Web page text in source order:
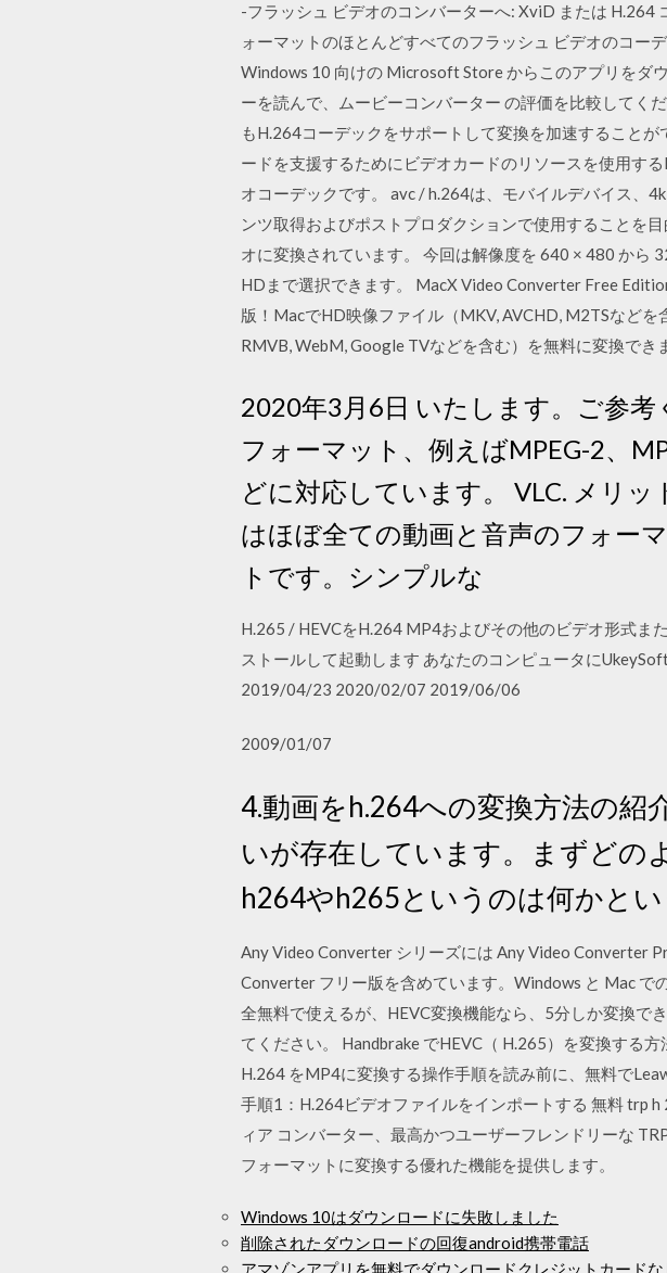
-フラッシュ ビデオのコンバーターへ: XviD または H.264
ォーマットのほとんどすべてのフラッシュ ビデオのコー
Windows 10 向けの Microsoft Store からこのアプリをダ
ーを読んで、ムービーコンバーター の評価を比較してく
もH.264コーデックをサポートして変換を加速すること
ードを支援するためにビデオカードのリソースを使用す
オコーデックです。 avc / h.264は、モバイルデバイス、
ンツ取得およびポストプロダクションで使用することを
オに変換されています。 今回は解像度を 640 × 480 から
HDまで選択できます。 MacX Video Converter Free
版！MacでHD映像ファイル（MKV, AVCHD, M2TSなどを
RMVB, WebM, Google TVなどを含む）を無料に変換でき
2020年3月6日 いたします。ご参
フォーマット、例えばMPEG-2、
どに対応しています。 VLC. メリ
はほぼ全ての動画と音声のフォー
トです。シンプルな
H.265 / HEVCをH.264 MP4およびその他のビデオ形式ま
ストールして起動します あなたのコンピュータに
2019/04/23 2020/02/07 2019/06/06
2009/01/07
4.動画をh.264への変換方法の紹
いが存在しています。まずどの
h264やh265というのは何かと
Any Video Converter シリーズには Any Video Converter
Converter フリー版を含めています。Windows と Mac
全無料で使えるが、HEVC変換機能なら、5分しか変換で
てください。 Handbrake でHEVC（ H.265）を変換する
H.264 をMP4に変換する操作手順を読み前に、無料で
手順1：H.264ビデオファイルをインポートする 無料 trp
ィア コンバーター、最高かつユーザーフレンドリーな
フォーマットに変換する優れた機能を提供します。
Windows 10はダウンロードに失敗しました
削除されたダウンロードの回復android携帯電話
アマゾンアプリを無料でダウンロードクレジットカードな